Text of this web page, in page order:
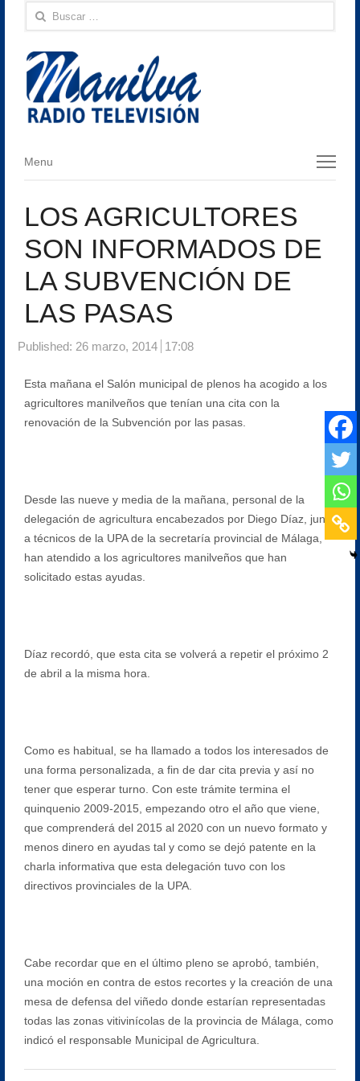
Buscar:
Menu
Menu
LOS AGRICULTORES
SON INFORMADOS DE
LA SUBVENCIÓN DE
LAS PASAS
Published: 26 marzo, 2014 17:08
Esta mañana el Salón municipal de plenos ha acogido a los
agricultores manilveños que tenían una cita con la
renovación de la Subvención por las pasas.
Desde las nueve y media de la mañana, personal de la
delegación de agricultura encabezados por Diego Díaz, junto
a técnicos de la UPA de la secretaría provincial de Málaga,
han atendido a los agricultores manilveños que han
solicitado estas ayudas.
Díaz recordó, que esta cita se volverá a repetir el próximo 2
de abril a la misma hora.
Como es habitual, se ha llamado a todos los interesados de
una forma personalizada, a fin de dar cita previa y así no
tener que esperar turno. Con este trámite termina el
quinquenio 2009-2015, empezando otro el año que viene,
que comprenderá del 2015 al 2020 con un nuevo formato y
menos dinero en ayudas tal y como se dejó patente en la
charla informativa que esta delegación tuvo con los
directivos provinciales de la UPA.
Cabe recordar que en el último pleno se aprobó, también,
una moción en contra de estos recortes y la creación de una
mesa de defensa del viñedo donde estarían representadas
todas las zonas vitivinícolas de la provincia de Málaga, como
indicó el responsable Municipal de Agricultura.